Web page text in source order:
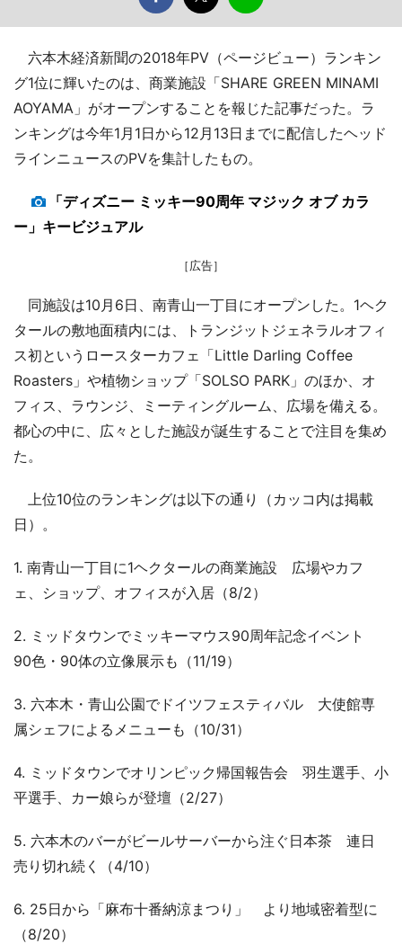
六本木経済新聞の2018年PV（ページビュー）ランキン
グ1位に輝いたのは、商業施設「SHARE GREEN MINAMI
AOYAMA」がオープンすることを報じた記事だった。ラ
ンキングは今年1月1日から12月13日までに配信したヘッド
ラインニュースのPVを集計したもの。
「ディズニー ミッキー90周年 マジック オブ カラ
ー」キービジュアル
［広告］
同施設は10月6日、南青山一丁目にオープンした。1ヘク
タールの敷地面積内には、トランジットジェネラルオフィ
ス初というロースターカフェ「Little Darling Coffee
Roasters」や植物ショップ「SOLSO PARK」のほか、オ
フィス、ラウンジ、ミーティングルーム、広場を備える。
都心の中に、広々とした施設が誕生することで注目を集め
た。
上位10位のランキングは以下の通り（カッコ内は掲載
日）。
1. 南青山一丁目に1ヘクタールの商業施設 広場やカフ
ェ、ショップ、オフィスが入居（8/2）
2. ミッドタウンでミッキーマウス90周年記念イベント
90色・90体の立像展示も（11/19）
3. 六本木・青山公園でドイツフェスティバル 大使館専
属シェフによるメニューも（10/31）
4. ミッドタウンでオリンピック帰国報告会 羽生選手、小
平選手、カー娘らが登壇（2/27）
5. 六本木のバーがビールサーバーから注ぐ日本茶 連日
売り切れ続く（4/10）
6. 25日から「麻布十番納涼まつり」 より地域密着型に
（8/20）